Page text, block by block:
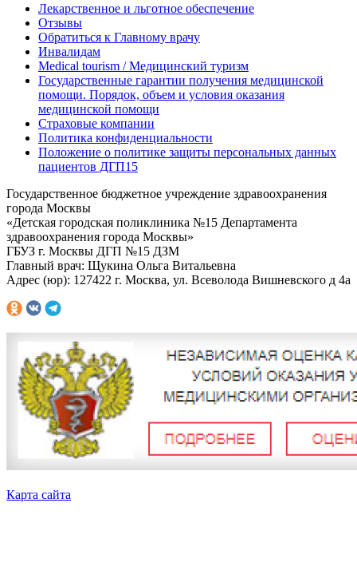
Лекарственное и льготное обеспечение
Отзывы
Обратиться к Главному врачу
Инвалидам
Medical tourism / Медицинский туризм
Государственные гарантии получения медицинской
помощи. Порядок, объем и условия оказания
медицинской помощи
Страховые компании
Политика конфиденциальности
Положение о политике защиты персональных данных
пациентов ДГП15
Государственное бюджетное учреждение здравоохранения
города Москвы
«Детская городская поликлиника №15 Департамента
здравоохранения города Москвы»
ГБУЗ г. Москвы ДГП №15 ДЗМ
Главный врач: Щукина Ольга Витальевна
Адрес (юр): 127422 г. Москва, ул. Всеволода Вишневского д 4а
Карта сайта